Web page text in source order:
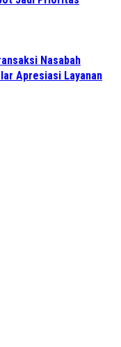
Nasabah
Apresiasi Layanan